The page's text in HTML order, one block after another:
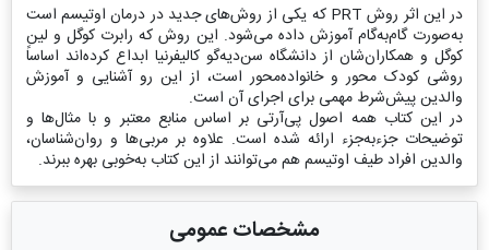
در این اثر روش PRT که یکی از روش‌های جدید در درمان اوتیسم است
به‌صورت گام‌به‌گام آموزش داده می‌شود. این روش که رابرت کوگل و لین
کوگل و همکاران‌شان از دانشگاه سن‌دیه‌گو کالیفرنیا ابداع کرده‌اند اساساً
روشی کودک محور و خانواده‌محور است، از این رو آشنایی و آموزش
والدین پیش‌شرط مهمی برای اجرای آن است.
در این کتاب همه اصول پی‌آرتی بر اساس منابع معتبر و با مثال‌ها و
توضیحات جزء‌به‌جزء ارائه شده است. علاوه بر مربی‌ها و روان‌شناسان،
والدین افراد طیف اوتیسم هم می‌توانند از این کتاب به‌خوبی بهره ببرند.
مشخصات عمومی